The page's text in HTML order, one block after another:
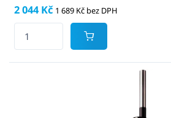
2 044 Kč 1 689 Kč bez DPH